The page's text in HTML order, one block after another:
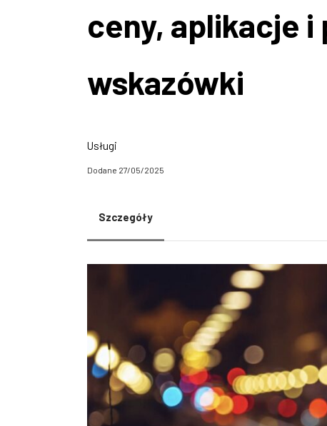
ceny, aplikacje
wskazówki
Usługi
Dodane 27/05/2025
Szczegóły